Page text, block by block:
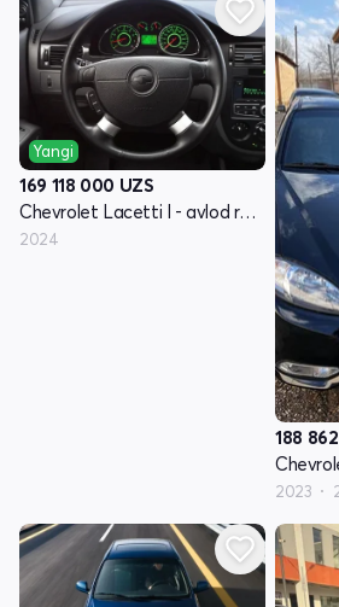
Yangi
169 118 000 UZS
Chevrolet Lacetti I - avlod restyling
2024
188
2023